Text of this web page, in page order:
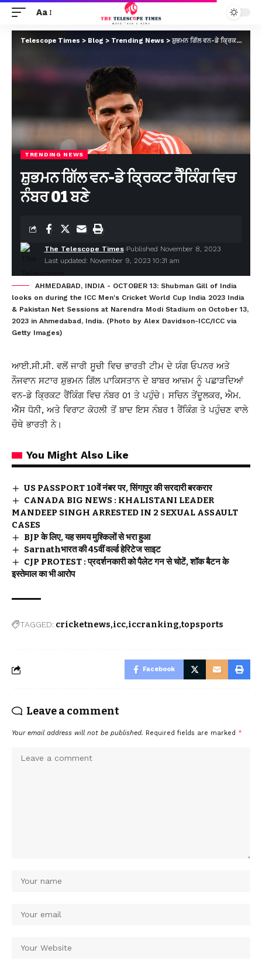
Aa
Telescope Times > Blog > Trending News > ਸ਼ੁਭਮਨ ਗਿੱਲ ਵਨ-ਡੇ ਕ੍ਰਿਕਟ ਰੈੰਕਿੰਗ ਵਿਚ ਨੰਬਰ 01 ਬਣੇ
TRENDING NEWS
ਸ਼ੁਭਮਨ ਗਿੱਲ ਵਨ-ਡੇ ਕ੍ਰਿਕਟ ਰੈੰਕਿੰਗ ਵਿਚ
ਨੰਬਰ 01 ਬਣੇ
Last updated: November 9, 2023 10:31 am
The Telescope Times Published November 8, 2023
AHMEDABAD, INDIA - OCTOBER 13: Shubman Gill of India
looks on during the ICC Men's Cricket World Cup India 2023 India
& Pakistan Net Sessions at Narendra Modi Stadium on October 13,
2023 in Ahmedabad, India. (Photo by Alex Davidson-ICC/ICC via
Getty Images)
ਆਈ.ਸੀ.ਸੀ. ਵਲੋਂ ਜਾਰੀ ਸੂਚੀ ਵਿਚ ਭਾਰਤੀ ਟੀਮ ਦੇ ਯੰਗ ਓਪਨਰ ਅਤੇ
ਨੌਜਵਾਨ ਸਟਾਰ ਸ਼ੁਭਮਨ ਗਿੱਲ ਪਾਕਿਸਤਾਨ ਦੇ ਬਾਬਰ ਆਜ਼ਮ ਨੂੰ ਪਛਾੜਦਿਆਂ
ਵਨ-ਡੇ ਕ੍ਰਿਕਟ ਰੈਂਕਿੰਗ ਵਿਚ ਨੰਬਰ 01 ਤੇ ਪਹੁੰਚੇ। ਸਚਿਨ ਤੇਂਦੂਲਕਰ, ਐਮ.
ਐੱਸ ਧੋਨੀ, ਅਤੇ ਵਿਰਾਟ ਕੋਹਲੀ ਤੋਂ ਬਾਦ ਇਸ ਨੰਬਰ 1 ਰੈਂਕਿੰਗ ਤੇ ਪਹੁੰਚਣ ਵਾਲੇ
ਚੌਥੇ ਭਾਰਤੀ ਨੇ।
You Might Also Like
US PASSPORT 10वें नंबर पर, सिंगापुर की सरदारी बरकरार
CANADA BIG NEWS : KHALISTANI LEADER
MANDEEP SINGH ARRESTED IN 2 SEXUAL ASSAULT
CASES
BJP के लिए, यह समय मुश्किलों से भरा हुआ
Sarnathभारत की 45वीं वर्ल्ड हेरिटेज साइट
CJP PROTEST : प्रदर्शनकारी को पैलेट गन से चोटें, शॉक बैटन के
इस्तेमाल का भी आरोप
TAGGED: cricketnews icc iccranking topsports
Facebook
Leave a comment
Your email address will not be published. Required fields are marked *